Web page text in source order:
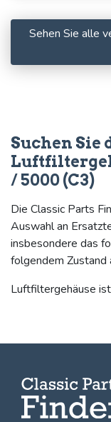
Sehen Sie alle
Suchen Sie
/ 5000 (C3)
Die Classic Parts
Auswahl an
insbesondere das
folgendem Zustand
Luftfiltergehäuse